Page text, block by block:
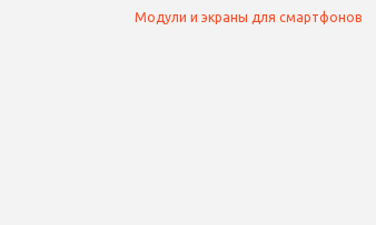
Модули и экраны для смартфонов